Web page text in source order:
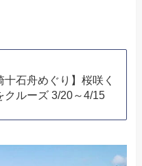
十石舟めぐり】桜咲く
クルーズ 3/20～4/15